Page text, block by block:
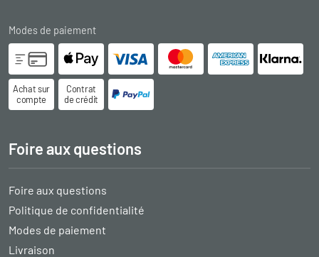
Modes de paiement
Achat sur
compte
Contrat
de crédit
Foire aux questions
Foire aux questions
Politique de confidentialité
Modes de paiement
Livraison